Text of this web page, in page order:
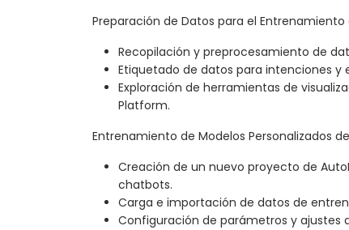
Preparación de Datos para el
Recopilación y preprocesamiento de
Etiquetado de datos para intenciones y
Exploración de herramientas de
Platform.
Entrenamiento de Modelos Personalizados
Creación de un nuevo proyecto de
chatbots.
Carga e importación de datos de
Configuración de parámetros y ajustes